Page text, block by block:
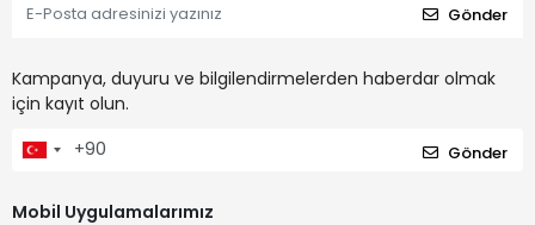
Gönder
Kampanya, duyuru ve bilgilendirmelerden haberdar olmak
için kayıt olun.
Gönder
Mobil Uygulamalarımız